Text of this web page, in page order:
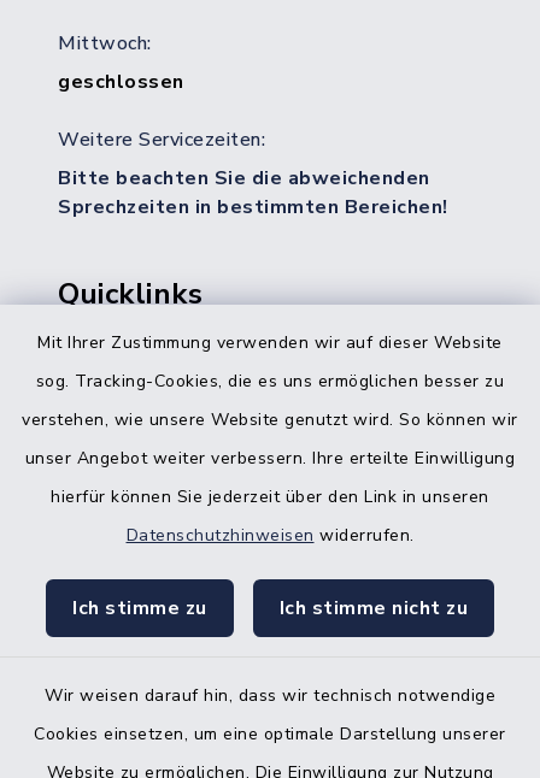
Mit Ihrer Zustimmung verwenden wir auf dieser Website
sog. Tracking-Cookies, die es uns ermöglichen besser zu
verstehen, wie unsere Website genutzt wird. So können wir
unser Angebot weiter verbessern. Ihre erteilte Einwilligung
hierfür können Sie jederzeit über den Link in unseren
Datenschutzhinweisen widerrufen.
Ich stimme zu Ich stimme nicht zu
Wir weisen darauf hin, dass wir technisch notwendige
Cookies einsetzen, um eine optimale Darstellung unserer
Website zu ermöglichen. Die Einwilligung zur Nutzung
Mittwoch:
geschlossen
Weitere Servicezeiten:
Bitte beachten Sie die abweichenden
Sprechzeiten in bestimmten Bereichen!
Quicklinks
Bürgerbüro Hohenwestedt
Bürgerbüro Hanerau-Hademarschen
Nebenstelle Padenstedt
Gleichstellungsbüro